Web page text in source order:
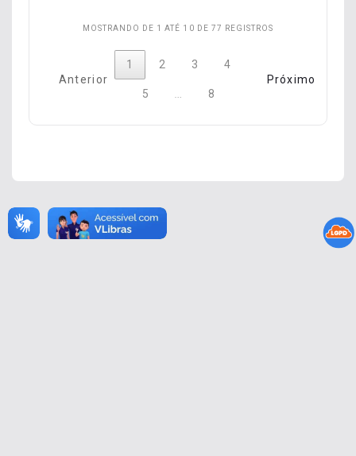
MOSTRANDO DE 1 ATÉ 10 DE 77 REGISTROS
Anterior
1 2 3 4
5 … 8
Próximo